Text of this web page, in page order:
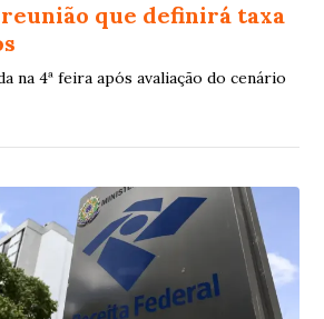
que definirá taxa
na 4ª feira após avaliação do cenário